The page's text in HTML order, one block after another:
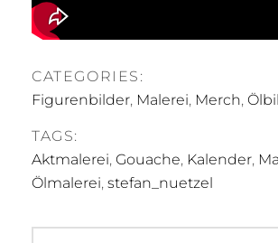
CATEGORIES:
Figurenbilder, Malerei, Merch,
TAGS:
Aktmalerei, Gouache, Kalender,
Ölmalerei, stefan_nuetzel